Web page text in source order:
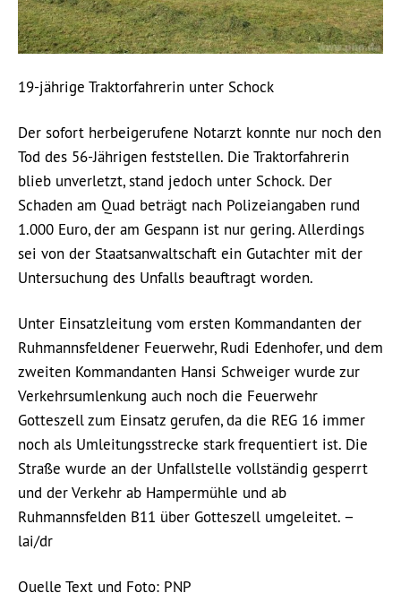
19-jährige Traktorfahrerin unter Schock
Der sofort herbeigerufene Notarzt konnte nur noch den
Tod des 56-Jährigen feststellen. Die Traktorfahrerin
blieb unverletzt, stand jedoch unter Schock. Der
Schaden am Quad beträgt nach Polizeiangaben rund
1.000 Euro, der am Gespann ist nur gering. Allerdings
sei von der Staatsanwaltschaft ein Gutachter mit der
Untersuchung des Unfalls beauftragt worden.
Unter Einsatzleitung vom ersten Kommandanten der
Ruhmannsfeldener Feuerwehr, Rudi Edenhofer, und dem
zweiten Kommandanten Hansi Schweiger wurde zur
Verkehrsumlenkung auch noch die Feuerwehr
Gotteszell zum Einsatz gerufen, da die REG 16 immer
noch als Umleitungsstrecke stark frequentiert ist. Die
Straße wurde an der Unfallstelle vollständig gesperrt
und der Verkehr ab Hampermühle und ab
Ruhmannsfelden B11 über Gotteszell umgeleitet. −
lai/dr
Quelle Text und Foto: PNP